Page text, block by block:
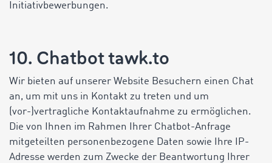
Initiativbewerbungen.
10. Chatbot tawk.to
Wir bieten auf unserer Website Besuchern einen Chat
an, um mit uns in Kontakt zu treten und um
(vor-)vertragliche Kontaktaufnahme zu ermöglichen.
Die von Ihnen im Rahmen Ihrer Chatbot-Anfrage
mitgeteilten personenbezogene Daten sowie Ihre IP-
Adresse werden zum Zwecke der Beantwortung Ihrer